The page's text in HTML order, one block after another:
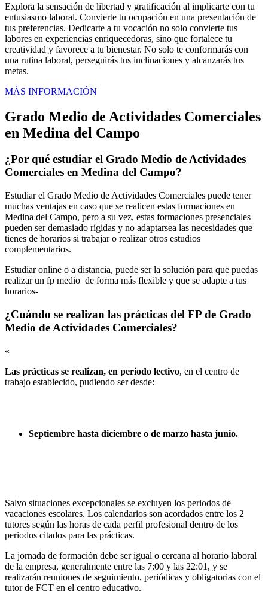
Explora la sensación de libertad y gratificación al implicarte con tu
entusiasmo laboral. Convierte tu ocupación en una presentación de
tus preferencias. Dedicarte a tu vocación no solo convierte tus
labores en experiencias enriquecedoras, sino que fortalece tu
creatividad y favorece a tu bienestar. No solo te conformarás con
una rutina laboral, perseguirás tus inclinaciones y alcanzarás tus
metas.
MÁS INFORMACIÓN
Grado Medio de Actividades Comerciales
en Medina del Campo
¿Por qué estudiar el Grado Medio de Actividades
Comerciales en Medina del Campo?
Estudiar el Grado Medio de Actividades Comerciales puede tener
muchas ventajas en caso que se realicen estas formaciones en
Medina del Campo, pero a su vez, estas formaciones presenciales
pueden ser demasiado rígidas y no adaptarsea las necesidades que
tienes de horarios si trabajar o realizar otros estudios
complementarios.
Estudiar online o a distancia, puede ser la solución para que puedas
realizar un fp medio de forma más flexible y que se adapte a tus
horarios-
¿Cuándo se realizan las prácticas del FP de Grado
Medio de Actividades Comerciales?
«
Las prácticas se realizan, en periodo lectivo, en el centro de
trabajo establecido, pudiendo ser desde:
Septiembre hasta diciembre o de marzo hasta junio.
Salvo situaciones excepcionales se excluyen los periodos de
vacaciones escolares. Los calendarios son acordados entre los 2
tutores según las horas de cada perfil profesional dentro de los
periodos citados para las prácticas.
La jornada de formación debe ser igual o cercana al horario laboral
de la empresa, generalmente entre las 7:00 y las 22:01, y se
realizarán reuniones de seguimiento, periódicas y obligatorias con el
tutor de FCT en el centro educativo.